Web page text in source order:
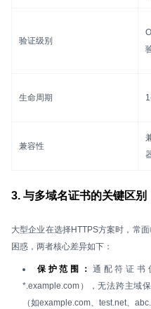
验证级别
生命周期
兼容性
3. 与多域名证书的关键区别
大型企业在选择HTTPS方案时，常面
困惑，两者核心差异如下：
保护范围： 通配符证书
*.example.com），无法跨主域
（如example.com、test.net、